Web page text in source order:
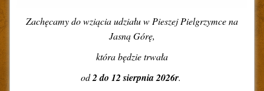
Zachęcamy do wziącia udziału w Pieszej Pielgrzymce na
Jasną Górę,
która będzie trwała
od2 do 12 sierpnia 2026r.